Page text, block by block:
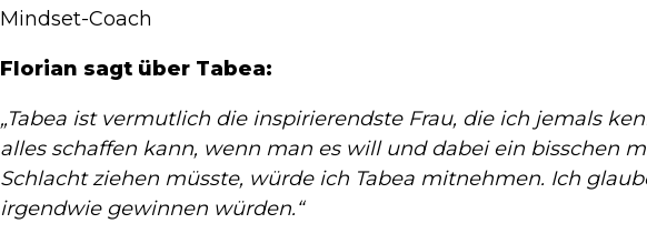
Mindset-Coach
Florian sagt über Tabea:
„Tabea ist vermutlich die inspirierendste Frau, die ich jemals
alles schaffen kann, wenn man es will und dabei ein bisschen
Schlacht ziehen müsste, würde ich Tabea mitnehmen. Ich
irgendwie gewinnen würden.“